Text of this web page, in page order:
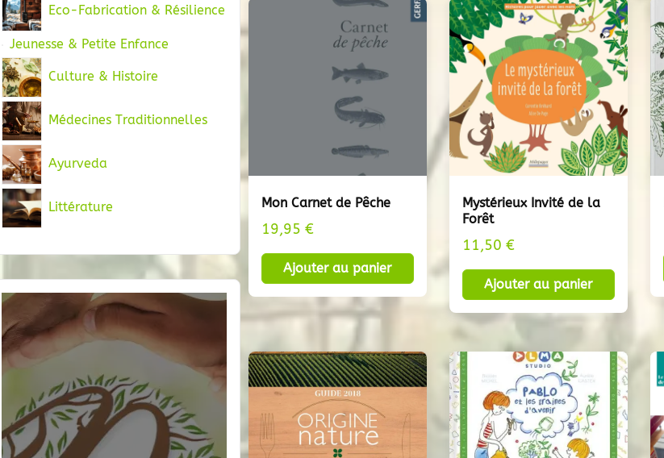
Eco-Fabrication & Résilience
Jeunesse & Petite Enfance
Culture & Histoire
Médecines Traditionnelles
Ayurveda
Littérature Mon Carnet de Pêche
19,95 €
Ajouter au panier
Mystérieux Invité de la
Forêt
11,50 €
Ajouter au panier